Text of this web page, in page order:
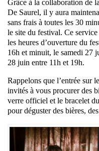
Grâce à la collaboration de
De Saurel, il y aura
sans frais à toutes les 30
le site du festival. Ce
les heures d’ouverture du
16h et minuit, le samedi 27
28 juin entre 11h et 19h.
Rappelons que l’entrée sur
invités à vous procurer des
verre officiel et le bracelet
pour déguster des bières,